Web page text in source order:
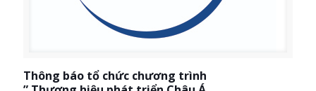
Thông báo tổ chức chương trình